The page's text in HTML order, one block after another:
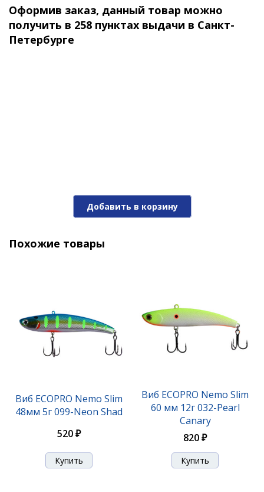
модели, используются крючки 4, 6 и 8 номеров.
840 ₽
Виб ECOPRO Sandra-M 55мм 8г 023 Broken Lime
Оформив заказ, данный товар можно
получить в 258 пунктах выдачи в Санкт-
Петербурге
Добавить в корзину
Похожие товары
Виб ECOPRO Nemo Slim
48мм 5г 099-Neon Shad
520 ₽
Виб ECOPRO Nemo Slim
60 мм 12г 032-Pearl
Canary
820 ₽